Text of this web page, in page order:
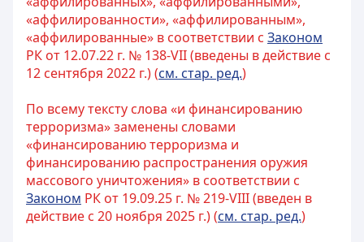
«аффилированности», «аффилированным»,
«аффилированные» в соответствии с Законом
РК от 12.07.22 г. № 138-VII (введены в действие с
12 сентября 2022 г.) (см. стар. ред.)
По всему тексту слова «и финансированию
терроризма» заменены словами
«финансированию терроризма и
финансированию распространения оружия
массового уничтожения» в соответствии с
Законом РК от 19.09.25 г. № 219-VIII (введен в
действие с 20 ноября 2025 г.) (см. стар. ред.)